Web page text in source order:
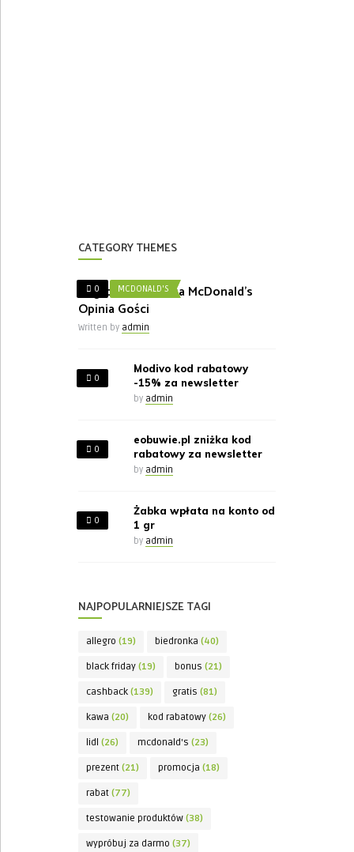
CATEGORY THEMES
0 MCDONALD'S
Nagroda w Ankieta McDonald’s
Opinia Gości
Written by admin
0
Modivo kod rabatowy
-15% za newsletter
by admin
0
eobuwie.pl zniżka kod
rabatowy za newsletter
by admin
0
Żabka wpłata na konto od
1 gr
by admin
NAJPOPULARNIEJSZE TAGI
allegro (19) biedronka (40)
black friday (19) bonus (21)
cashback (139) gratis (81)
kawa (20) kod rabatowy (26)
lidl (26) mcdonald's (23)
prezent (21) promocja (18)
rabat (77)
testowanie produktów (38)
wypróbuj za darmo (37)